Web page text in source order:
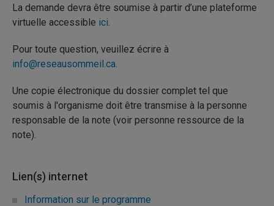
La demande devra être soumise à partir d’une plateforme
virtuelle accessible ici.
Pour toute question, veuillez écrire à
info@reseausommeil.ca.
Une copie électronique du dossier complet tel que
soumis à l'organisme doit être transmise à la personne
responsable de la note (voir personne ressource de la
note).
Lien(s) internet
Information sur le programme